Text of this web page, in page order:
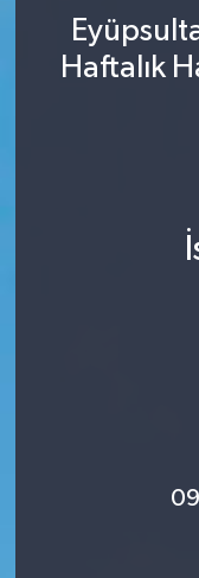
Haftalık
YAŞAM